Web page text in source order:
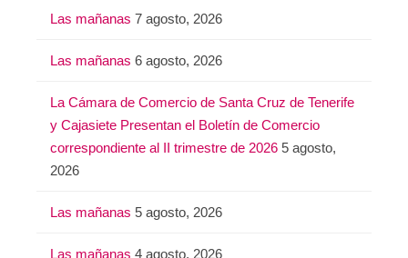
Las mañanas 7 agosto, 2026
Las mañanas 6 agosto, 2026
La Cámara de Comercio de Santa Cruz de Tenerife
y Cajasiete Presentan el Boletín de Comercio
correspondiente al II trimestre de 2026 5 agosto,
2026
Las mañanas 5 agosto, 2026
Las mañanas 4 agosto, 2026